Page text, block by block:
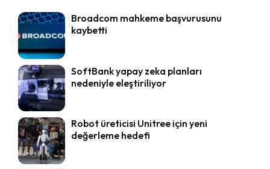
Broadcom mahkeme başvurusunu
kaybetti
SoftBank yapay zeka planları
nedeniyle eleştiriliyor
Robot üreticisi Unitree için yeni
değerleme hedefi